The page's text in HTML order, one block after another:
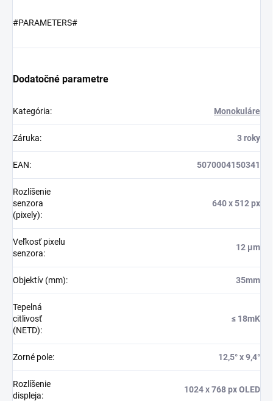
#PARAMETERS#
Dodatočné parametre
Kategória: Monokuláre
Záruka: 3 roky
EAN: 5070004150341
Rozlíšenie
senzora
(pixely):
640 x 512 px
Veľkosť pixelu
senzora:
12 µm
Objektív (mm): 35mm
Tepelná
citlivosť
(NETD):
≤ 18mK
Zorné pole: 12,5° x 9,4°
Rozlíšenie
displeja:
1024 x 768 px OLED